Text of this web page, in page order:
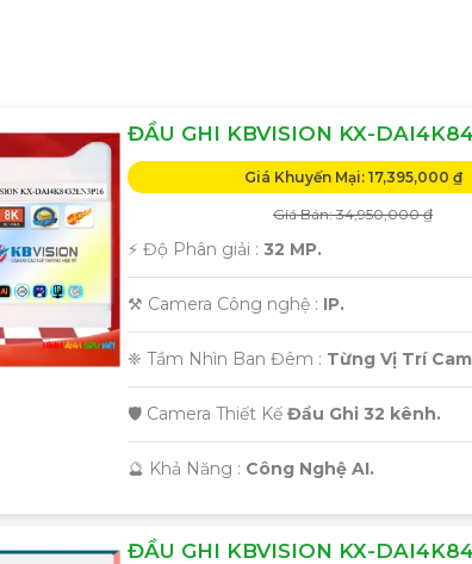
ĐẦU GHI KBVISION KX-
Giá Khuyến Mại: 17,395,000 ₫
Giá Bán: 34,950,000 ₫
️⚡ Độ Phân giải : 32 MP.
⚒ Camera Công nghệ : IP.
❈ Tầm Nhìn Ban Đêm : Từng Vị Trí
🛡 Camera Thiết Kế Đầu Ghi 32 kênh.
️🔮 Khả Năng : Công Nghệ AI.
ĐẦU GHI KBVISION KX-